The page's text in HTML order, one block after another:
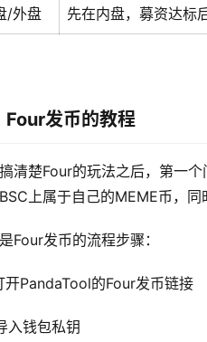
/外盘 先在内盘，募资达标
Four发币的教程
清楚Four的玩法之后，第一
上属于自己的MEME币，同
Four发币的流程步骤：
开PandaTool的Four发币链接
入钱包私钥